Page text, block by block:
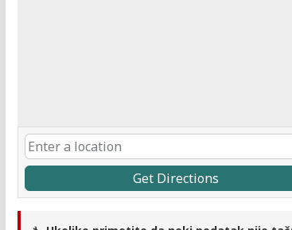
Get Directions